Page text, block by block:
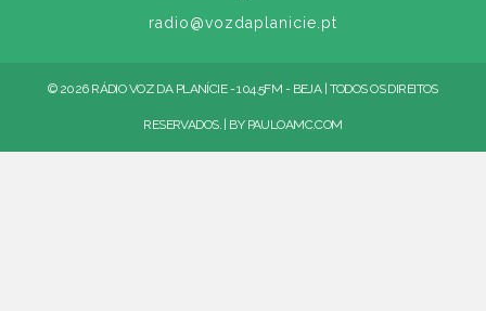
radio@vozdaplanicie.pt
© 2026 RÁDIO VOZ DA PLANÍCIE - 104.5FM - BEJA | TODOS OS DIREITOS
RESERVADOS. | BY PAULOAMC.COM